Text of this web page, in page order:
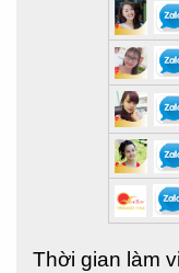
Thời gian làm